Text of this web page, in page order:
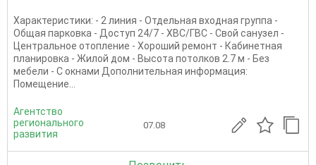
Характеристики: - 2 линия - Отдельная входная группа -
Общая парковка - Доступ 24/7 - ХВС/ГВС - Свой санузел -
Центральное отопление - Хороший ремонт - Кабинетная
планировка - Жилой дом - Высота потолков 2.7 м - Без
мебели - С окнами Дополнительная информация:
Помещение...
Агентство
регионального
развития
07.08